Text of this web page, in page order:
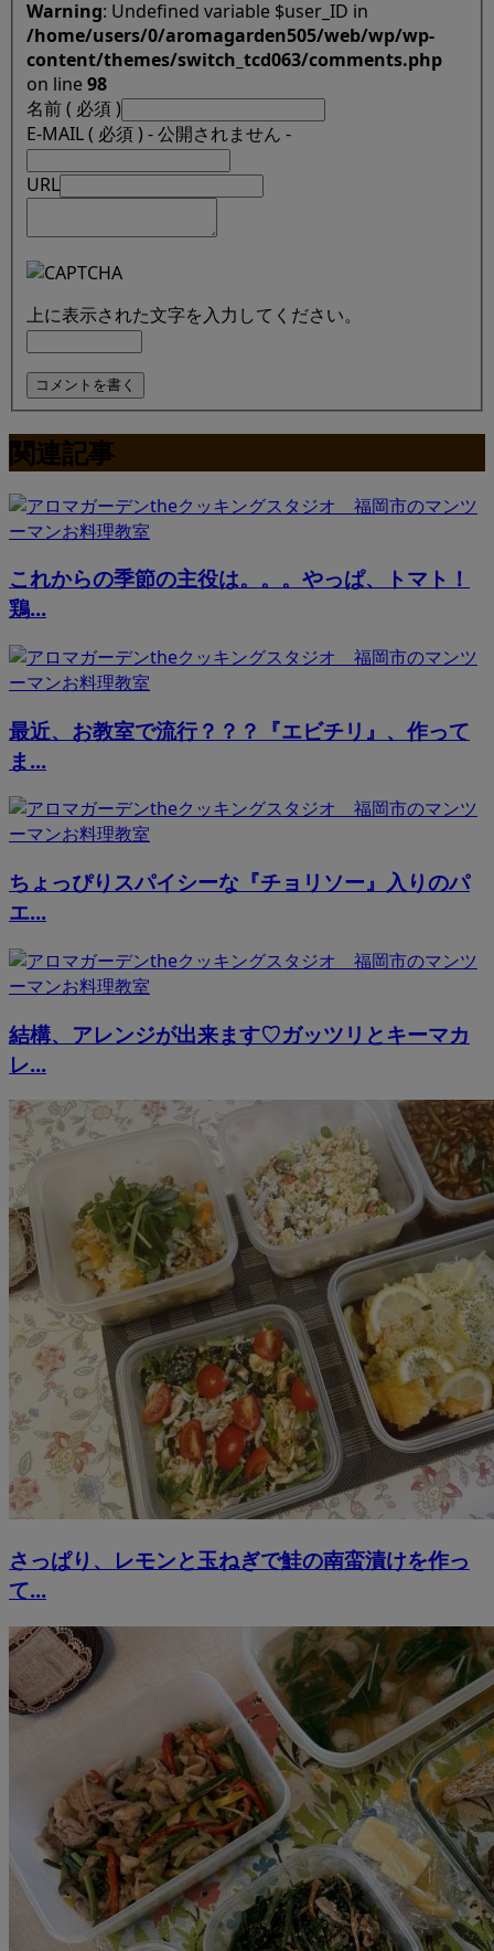
Warning : Undefined variable $user_ID in
/home/users/0/aromagarden505/web/wp/wp-
content/themes/switch_tcd063/comments.php
on line98
名前 ( 必須 )
E-MAIL ( 必須 ) - 公開されません -
URL
上に表示された文字を入力してください。
関連記事
これからの季節の主役は。。。やっぱ、トマト！
鶏...
最近、お教室で流行？？？『エビチリ』、作って
ま...
ちょっぴりスパイシーな『チョリソー』入りのパ
エ...
結構、アレンジが出来ます♡ガッツリとキーマカ
レ...
さっぱり、レモンと玉ねぎで鮭の南蛮漬けを作っ
て...